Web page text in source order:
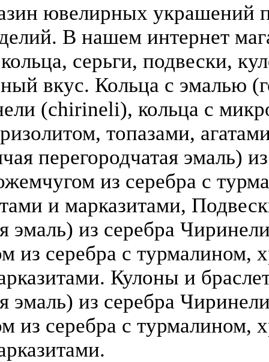
ювелирных украшений
В нашем интернет
серьги, подвески,
вкус. Кольца с эмалью
(chirineli), кольца с
топазами,
перегородчатая эмаль)
из серебра с
и марказитами,
эмаль) из серебра
из серебра с турмалином,
Кулоны и
эмаль) из серебра
из серебра с турмалином,